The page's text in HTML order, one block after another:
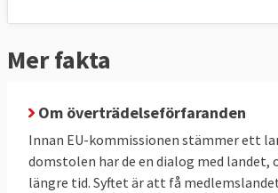
EU-kommissionen mot Sverige
haft två delvisa förluster och
gånger i domstolsprocesserna
kommissionen om vad som är
enligt EU-reglerna.
Mer fakta
Om överträdelseförfaranden
Innan EU-kommissionen stämmer ett
domstolen har de en dialog med landet,
längre tid. Syftet är att få